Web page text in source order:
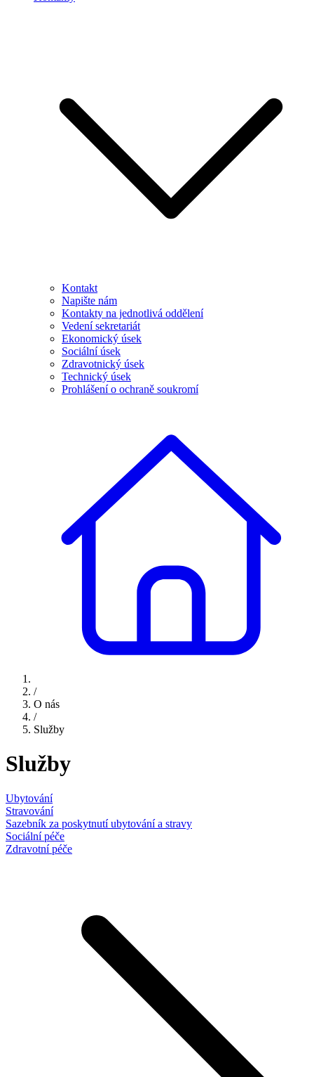
Kontakt
Napište nám
Kontakty na jednotlivá oddělení
Vedení sekretariát
Ekonomický úsek
Sociální úsek
Zdravotnický úsek
Technický úsek
Prohlášení o ochraně soukromí
/
O nás
/
Služby
Služby
Ubytování
Stravování
Sazebník za poskytnutí ubytování a stravy
Sociální péče
Zdravotní péče